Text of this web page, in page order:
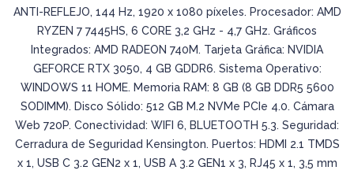
ANTI-REFLEJO, 144 Hz, 1920 x 1080 píxeles. Procesador: AMD
RYZEN 7 7445HS, 6 CORE 3,2 GHz - 4,7 GHz. Gráficos
Integrados: AMD RADEON 740M. Tarjeta Gráfica: NVIDIA
GEFORCE RTX 3050, 4 GB GDDR6. Sistema Operativo:
WINDOWS 11 HOME. Memoria RAM: 8 GB (8 GB DDR5 5600
SODIMM). Disco Sólido: 512 GB M.2 NVMe PCIe 4.0. Cámara
Web 720P. Conectividad: WIFI 6, BLUETOOTH 5.3. Seguridad:
Cerradura de Seguridad Kensington. Puertos: HDMI 2.1 TMDS
x 1, USB C 3.2 GEN2 x 1, USB A 3.2 GEN1 x 3, RJ45 x 1, 3,5 mm